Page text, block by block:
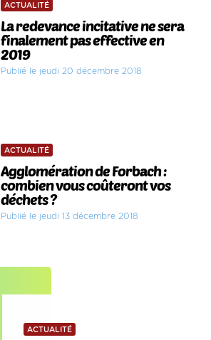
ACTUALITÉ
La redevance incitative ne sera
finalement pas effective en
2019
Publié le jeudi 20 décembre 2018
ACTUALITÉ
Agglomération de Forbach :
combien vous coûteront vos
déchets ?
Publié le jeudi 13 décembre 2018
ACTUALITÉ